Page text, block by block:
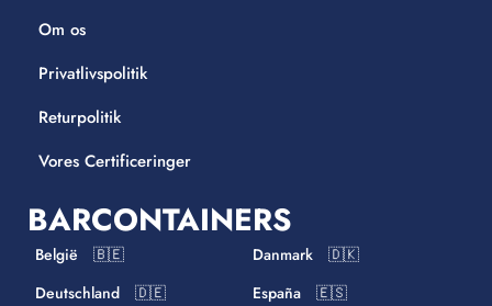
Om os
Privatlivspolitik
Returpolitik
Vores Certificeringer
BARCONTAINERS
België 🇧🇪
Danmark 🇩🇰
Deutschland 🇩🇪
España 🇪🇸